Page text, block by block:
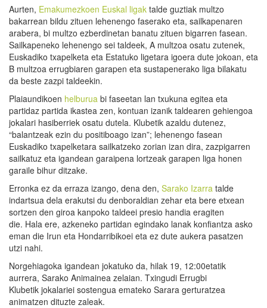
Aurten, Emakumezkoen Euskal ligak talde guztiak multzo
bakarrean bildu zituen lehenengo faserako eta, sailkapenaren
arabera, bi multzo ezberdinetan banatu zituen bigarren fasean.
Sailkapeneko lehenengo sei taldeek, A multzoa osatu zutenek,
Euskadiko txapelketa eta Estatuko ligetara igoera dute jokoan, eta
B multzoa errugbiaren garapen eta sustapenerako liga bilakatu
da beste zazpi taldeekin.
Plaiaundikoen helburua bi faseetan lan txukuna egitea eta
partidaz partida ikastea zen, kontuan izanik taldearen gehiengoa
jokalari hasiberriek osatu dutela. Klubetik azaldu dutenez,
“balantzeak ezin du positiboago izan”; lehenengo fasean
Euskadiko txapelketara sailkatzeko zorian izan dira, zazpigarren
sailkatuz eta igandean garaipena lortzeak garapen liga honen
garaile bihur ditzake.
Erronka ez da erraza izango, dena den, Sarako Izarra talde
indartsua dela erakutsi du denboraldian zehar eta bere etxean
sortzen den giroa kanpoko taldeei presio handia eragiten
die. Hala ere, azkeneko partidan egindako lanak konfiantza asko
eman die Irun eta Hondarribikoei eta ez dute aukera pasatzen
utzi nahi.
Norgehiagoka igandean jokatuko da, hilak 19, 12:00etatik
aurrera, Sarako Animainea zelaian. Txingudi Errugbi
Klubetik jokalariei sostengua emateko Sarara gerturatzea
animatzen dituzte zaleak.